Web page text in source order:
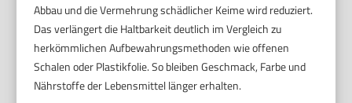
Abbau und die Vermehrung schädlicher Keime wird reduziert.
Das verlängert die Haltbarkeit deutlich im Vergleich zu
herkömmlichen Aufbewahrungsmethoden wie offenen
Schalen oder Plastikfolie. So bleiben Geschmack, Farbe und
Nährstoffe der Lebensmittel länger erhalten.